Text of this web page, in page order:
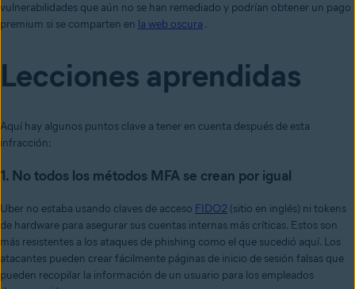
vulnerabilidades que aún no se han remediado y podrían obtener un pago
premium si se comparten en la web oscura .
Lecciones aprendidas
Aquí hay algunos puntos clave a tener en cuenta después de esta
infracción:
1. No todos los métodos MFA se crean por igual
Uber no estaba usando claves de acceso FIDO2 (sitio en inglés) ni tokens
de hardware para asegurar sus cuentas internas más críticas. Estos son
más resistentes a los ataques de phishing como el que sucedió aquí. Los
atacantes pueden crear fácilmente páginas de inicio de sesión falsas que
pueden recopilar la información de un usuario para los empleados